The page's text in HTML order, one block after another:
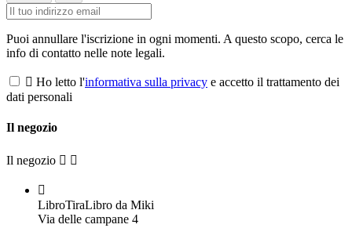
Puoi annullare l'iscrizione in ogni momenti. A questo scopo, cerca le
info di contatto nelle note legali.
 Ho letto l'informativa sulla privacy e accetto il trattamento dei
dati personali
Il negozio
Il negozio  

LibroTiraLibro da Miki
Via delle campane 4